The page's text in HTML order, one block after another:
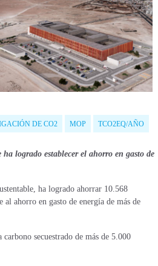
DE CO2 MOP TCO2EQ/AÑO
logrado establecer el ahorro en gasto de
ha logrado ahorrar 10.568
ahorro en gasto de energía de más de
secuestrado de más de 5.000